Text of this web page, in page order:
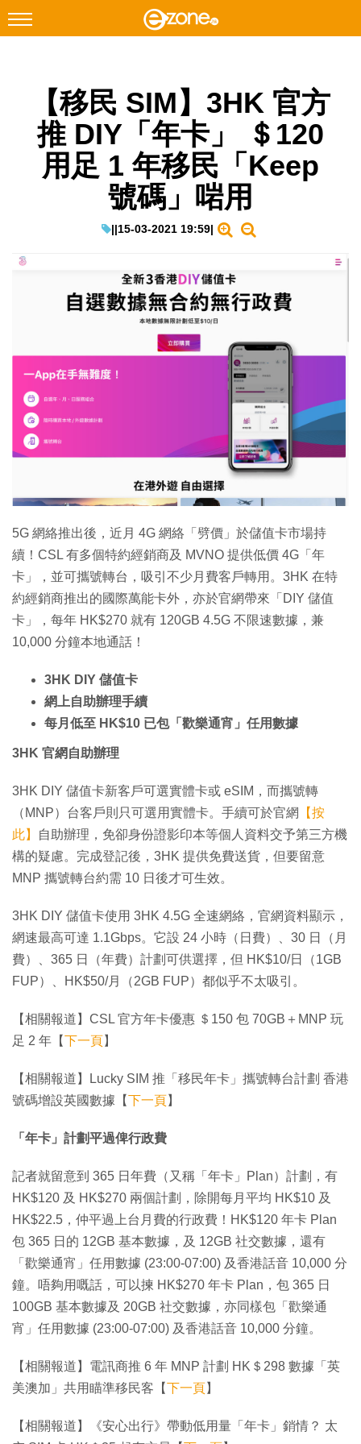
Facebook Instagram
科技焦點
網絡生活
EduTech
Enterprise Digital Transformation
【移民 SIM】3HK 官方
推 DIY「年卡」 ＄120
用足 1 年移民「Keep
號碼」啱用
||15-03-2021 19:59|
5G 網絡推出後，近月 4G 網絡「劈價」於儲值卡市場持
續！CSL 有多個特約經銷商及 MVNO 提供低價 4G「年
卡」，並可攜號轉台，吸引不少月費客戶轉用。3HK 在特
約經銷商推出的國際萬能卡外，亦於官網帶來「DIY 儲值
卡」，每年 HK$270 就有 120GB 4.5G 不限速數據，兼
10,000 分鐘本地通話！
3HK DIY 儲值卡
網上自助辦理手續
每月低至 HK$10 已包「歡樂通宵」任用數據
3HK 官網自助辦理
3HK DIY 儲值卡新客戶可選實體卡或 eSIM，而攜號轉
（MNP）台客戶則只可選用實體卡。手續可於官網
【按
此】
自助辦理，免卻身份證影印本等個人資料交予第三方機
構的疑慮。完成登記後，3HK 提供免費送貨，但要留意
MNP 攜號轉台約需 10 日後才可生效。
3HK DIY 儲值卡使用 3HK 4.5G 全速網絡，官網資料顯示，
網速最高可達 1.1Gbps。它設 24 小時（日費）、30 日（月
費）、365 日（年費）計劃可供選擇，但 HK$10/日（1GB
FUP）、HK$50/月（2GB FUP）都似乎不太吸引。
【相關報道】CSL 官方年卡優惠 ＄150 包 70GB＋MNP 玩
足 2 年【下一頁】
【相關報道】Lucky SIM 推「移民年卡」攜號轉台計劃 香港
號碼增設英國數據【下一頁】
「年卡」計劃平過俾行政費
記者就留意到 365 日年費（又稱「年卡」Plan）計劃，有
HK$120 及 HK$270 兩個計劃，除開每月平均 HK$10 及
HK$22.5，仲平過上台月費的行政費！HK$120 年卡 Plan
包 365 日的 12GB 基本數據，及 12GB 社交數據，還有
「歡樂通宵」任用數據 (23:00-07:00) 及香港話音 10,000 分
鐘。唔夠用嘅話，可以揀 HK$270 年卡 Plan，包 365 日
100GB 基本數據及 20GB 社交數據，亦同樣包「歡樂通
宵」任用數據 (23:00-07:00) 及香港話音 10,000 分鐘。
【相關報道】電訊商推 6 年 MNP 計劃 HK＄298 數據「英
美澳加」共用瞄準移民客【下一頁】
【相關報道】《安心出行》帶動低用量「年卡」銷情？ 太